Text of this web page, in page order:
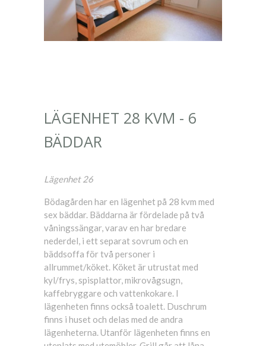
LÄGENHET 28 KVM - 6
BÄDDAR
Lägenhet 26
Bödagården har en lägenhet på 28 kvm med
sex bäddar. Bäddarna är fördelade på två
våningssängar, varav en har bredare
nederdel, i ett separat sovrum och en
bäddsoffa för två personer i
allrummet/köket. Köket är utrustat med
kyl/frys, spisplattor, mikrovågsugn,
kaffebryggare och vattenkokare. I
lägenheten finns också toalett. Duschrum
finns i huset och delas med de andra
lägenheterna. Utanför lägenheten finns en